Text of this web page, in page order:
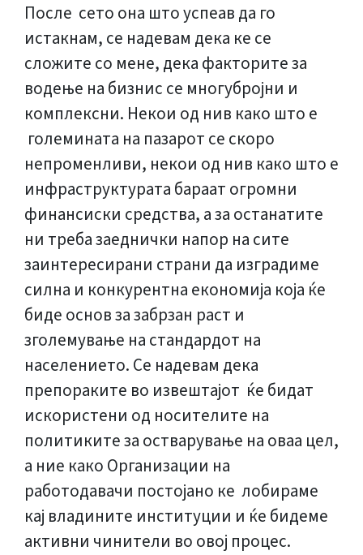
После сето она што успеав да го
истакнам, се надевам дека ке се
сложите со мене, дека факторите за
водење на бизнис се многубројни и
комплексни. Некои од нив како што е
големината на пазарот се скоро
непроменливи, некои од нив како што е
инфраструктурата бараат огромни
финансиски средства, а за останатите
ни треба заеднички напор на сите
заинтересирани страни да изградиме
силна и конкурентна економија која ќе
биде основ за забрзан раст и
зголемување на стандардот на
населението. Се надевам дека
препораките во извештајот ќе бидат
искористени од носителите на
политиките за остварување на оваа цел,
а ние како Организации на
работодавачи постојано ке лобираме
кај владините институции и ќе бидеме
активни чинители во овој процес.